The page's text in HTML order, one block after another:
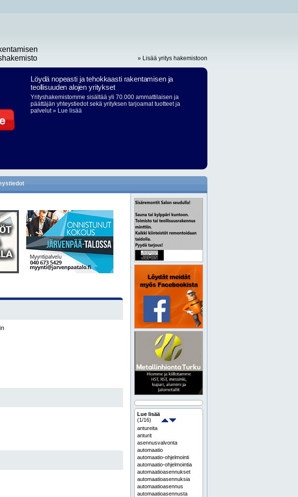
» Lisää yritys hakemistoon
Löydä nopeasti ja tehokkaasti rakentamisen ja
teollisuuden alojen yritykset
Yrityshakemistomme sisältää yli 70.000 ammattilaisen ja
päättäjän yhteystiedot sekä yrityksen tarjoamat tuotteet ja
palvelut» Lue lisää
Lue lisää
(1/16)
antureita
anturit
asennusvalvonta
automaatio
automaatio-ohjelmointi
automaatio-ohjelmointia
automaatioasennukset
automaatioasennuksia
automaatioasennus
automaatioasennusta